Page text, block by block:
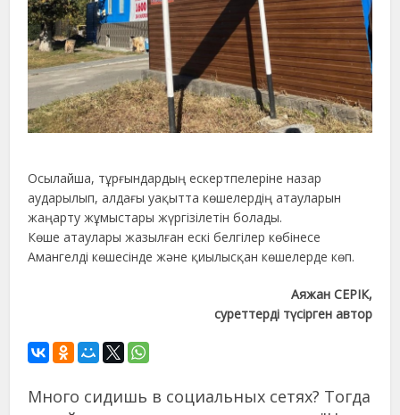
Осылайша, тұрғындардың ескертпелеріне назар
аударылып, алдағы уақытта көшелердің атауларын
жаңарту жұмыстары жүргізілетін болады.
Көше атаулары жазылған ескі белгілер көбінесе
Амангелді көшесінде және қиылысқан көшелерде көп.
Аяжан СЕРІК,
суреттерді түсірген автор
Много сидишь в социальных сетях? Тогда